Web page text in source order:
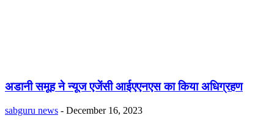
अडानी समूह ने न्यूज एजेंसी आईएएनएस का किया अधिग्रहण
sabguru news - December 16, 2023